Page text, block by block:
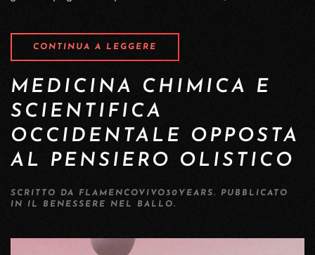
CONTINUA A LEGGERE
MEDICINA CHIMICA E
SCIENTIFICA
OCCIDENTALE OPPOSTA
AL PENSIERO OLISTICO
SCRITTO DA FLAMENCOVIVO30YEARS. PUBBLICATO
IN IL BENESSERE NEL BALLO.